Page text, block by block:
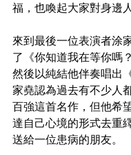
福，也喚起大家對身邊
來到最後一位表演者涂
了《你知道我在等你嗎
然後以純結他伴奏唱出
家堯認為過去有不少人
百強這首名作，但他希
達自己心境的形式去重
送給一位患病的朋友。